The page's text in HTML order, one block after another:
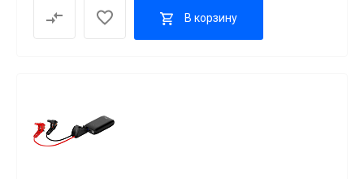
В корзину